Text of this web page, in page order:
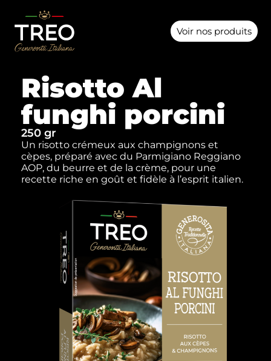
Voir nos produits
Risotto Al
funghi porcini
250 gr
Un risotto crémeux aux champignons et
cèpes, préparé avec du Parmigiano Reggiano
AOP, du beurre et de la crème, pour une
recette riche en goût et fidèle à l’esprit italien.